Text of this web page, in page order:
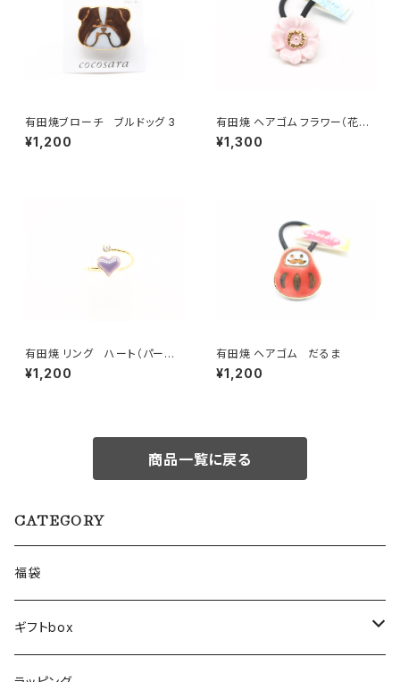
有田焼ブローチ ブルドッグ 3
¥1,200
有田焼 ヘアゴム フラワー（花芯
金彩） ピンク
¥1,300
有田焼 リング ハート（パープ
ル）
¥1,200
有田焼 ヘアゴム だるま
¥1,200
商品一覧に戻る
CATEGORY
福袋
ギフトbox